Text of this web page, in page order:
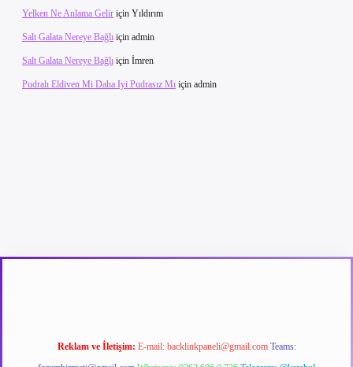
Yelken Ne Anlama Gelir için Yıldırım
Salt Galata Nereye Bağlı için admin
Salt Galata Nereye Bağlı için İmren
Pudralı Eldiven Mi Daha Iyi Pudrasız Mı için admin
güncel girişbetexpergir.net
Reklam ve İletişim: E-mail: backlinkpaneli@gmail.com Teams: